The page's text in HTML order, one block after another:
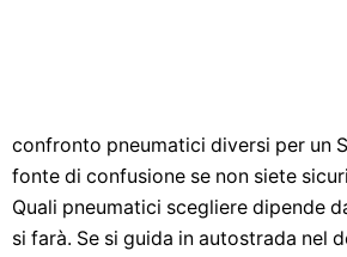
confronto pneumatici diversi per un
fonte di confusione se non siete
Quali pneumatici scegliere dipende
si farà. Se si guida in autostrada nel